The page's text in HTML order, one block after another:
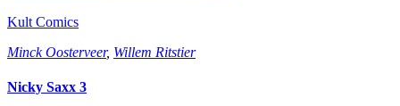
Kult Comics
Minck Oosterveer, Willem Ritstier
Nicky Saxx 3